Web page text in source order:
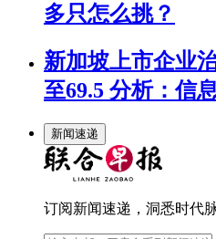
多只怎么挑？
新加坡上市企业
至69.5 分析：信
新闻速递
订阅新闻速递，洞悉时代脉